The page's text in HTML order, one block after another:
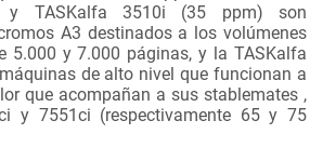
TASKalfa 3510i (35 ppm) son
A3 destinados a los volúmenes
5.000 y 7.000 páginas, y la TASKalfa
de alto nivel que funcionan a
que acompañan a sus stablemates ,
y 7551ci (respectivamente 65 y 75